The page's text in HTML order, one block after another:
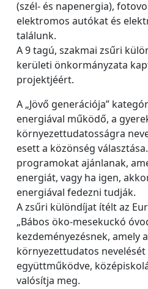
(szél- és napenergia),
elektromos autókat és
találunk.
A 9 tagú, szakmai zsűri
kerületi önkormányzata
projektjéért.
A „Jövő generációja”
energiával működő, a
környezettudatosságra
esett a közönség
programokat ajánlanak,
energiát, vagy ha igen,
energiával fedezni tudják.
A zsűri különdíjat ítélt az
„Bábos öko-mesekuckó
kezdeményezésnek, amely
környezettudatos
együttműködve,
valósítja meg.